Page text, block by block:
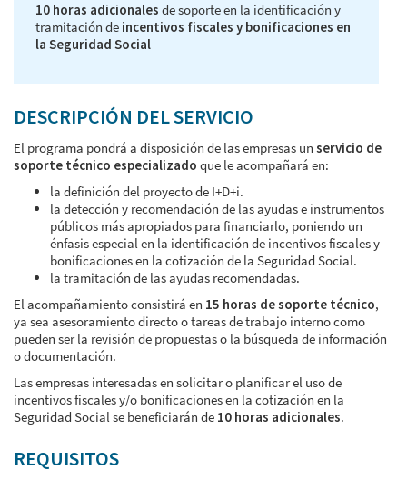
10 horas adicionales de soporte en la identificación y
tramitación de incentivos fiscales y bonificaciones en
la Seguridad Social
DESCRIPCIÓN DEL SERVICIO
El programa pondrá a disposición de las empresas un servicio de
soporte técnico especializado que le acompañará en:
la definición del proyecto de I+D+i.
la detección y recomendación de las ayudas e instrumentos
públicos más apropiados para financiarlo, poniendo un
énfasis especial en la identificación de incentivos fiscales y
bonificaciones en la cotización de la Seguridad Social.
la tramitación de las ayudas recomendadas.
El acompañamiento consistirá en 15 horas de soporte técnico,
ya sea asesoramiento directo o tareas de trabajo interno como
pueden ser la revisión de propuestas o la búsqueda de información
o documentación.
Las empresas interesadas en solicitar o planificar el uso de
incentivos fiscales y/o bonificaciones en la cotización en la
Seguridad Social se beneficiarán de 10 horas adicionales.
REQUISITOS